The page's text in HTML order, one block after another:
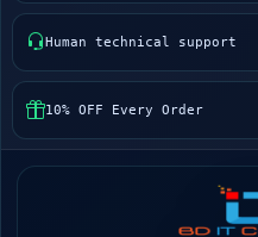
Human technical support
10% OFF Every Order